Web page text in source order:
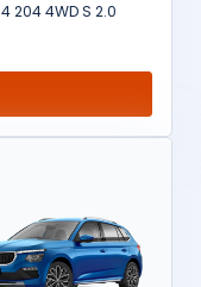
2.0 D I4 204 4WD S